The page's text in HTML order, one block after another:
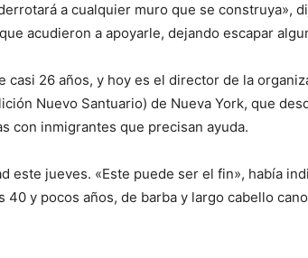
a cualquier muro que se construya»,
acudieron a apoyarle, dejando escapar
casi 26 años, y hoy es el director de la
Nuevo Santuario) de Nueva York, que
con inmigrantes que precisan ayuda.
este jueves. «Este puede ser el fin», había
40 y pocos años, de barba y largo cabello